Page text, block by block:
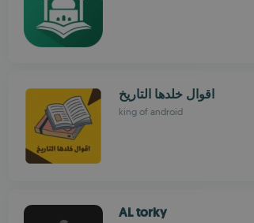
اقوال خلدها التاريخ
king of android
AL torky